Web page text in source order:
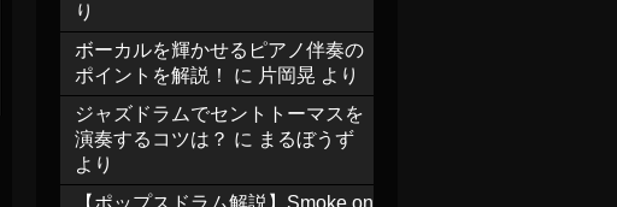
り
ボーカルを輝かせるピアノ伴奏の
ポイントを解説！
に 片岡晃 より
ジャズドラムでセントトーマスを
演奏するコツは？ に まるぼうず
より